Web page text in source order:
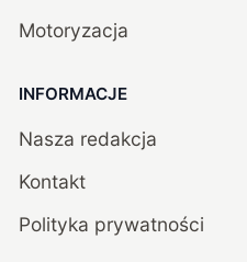
Motoryzacja
INFORMACJE
Nasza redakcja
Kontakt
Polityka prywatności